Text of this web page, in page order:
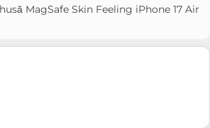
MagSafe Skin Feeling iPhone 17 Air